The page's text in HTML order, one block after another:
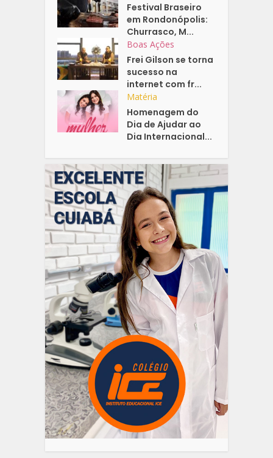
Festival Braseiro
em Rondonópolis:
Churrasco, M...
Boas Ações
Frei Gilson se torna
sucesso na
internet com fr...
Matéria
Homenagem do
Dia de Ajudar ao
Dia Internacional...